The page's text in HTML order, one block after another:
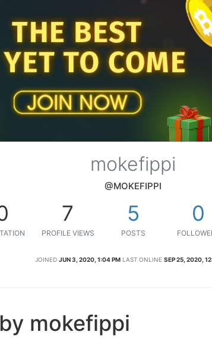
mokefippi
@MOKEFIPPI
7
PROFILE VIEWS
5
POSTS
0
JOINED JUN 3, 2020, 1:04 PM LAST ONLINE SEP 25, 2020,
mokefippi